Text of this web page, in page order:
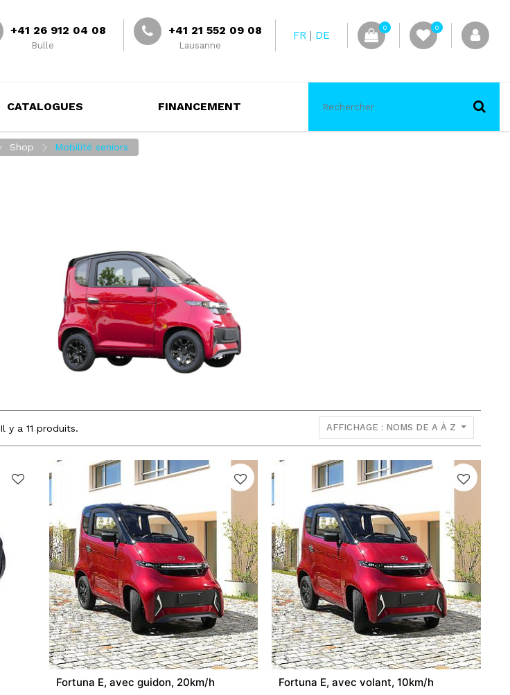
+41 26 912 04 08
Bulle
+41 21 552 09 08
Lausanne
FR DE
0 0
CATALOGUES FINANCEMENT
Shop Mobilité seniors
Il y a 11 produits. AFFICHAGE : NOMS DE A À Z
Fortuna E, avec guidon, 20km/h Fortuna E, avec volant, 10km/h